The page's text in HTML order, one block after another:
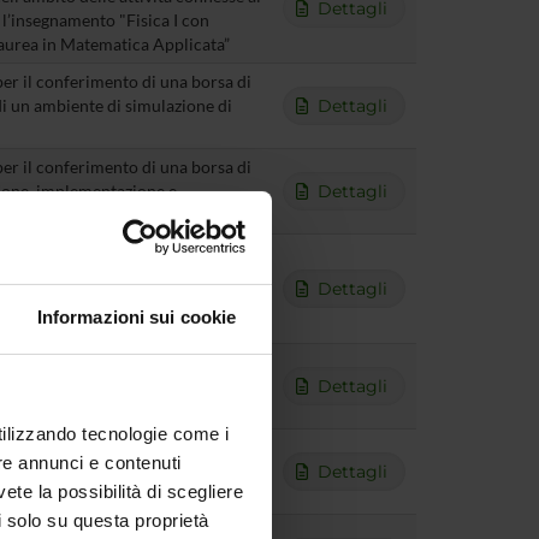
Informazioni sui cookie
tecnologie come i
annunci e contenuti
la possibilità di scegliere
su questa proprietà
"Fisica I con
in Matematica Applicata”
Dettagli
il conferimento di una borsa di
un ambiente di simulazione di
Dettagli
il conferimento di una borsa di
implementazione e
per dataset eterogenei”
Dettagli
il conferimento di una borsa di
Dettagli
il conferimento di una borsa di
Dettagli
26) per il conferimento di un
delle attività connesse al
e omici”
Dettagli
l'attivazione del servizio di